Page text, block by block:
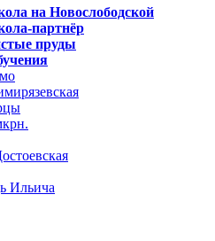
на Новослободской
партнёр
пруды
Ильича